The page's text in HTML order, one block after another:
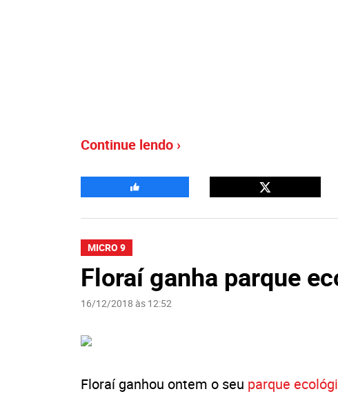
Continue lendo ›
MICRO 9
Floraí ganha parque
16/12/2018 às 12:52
Floraí ganhou ontem o seu parque